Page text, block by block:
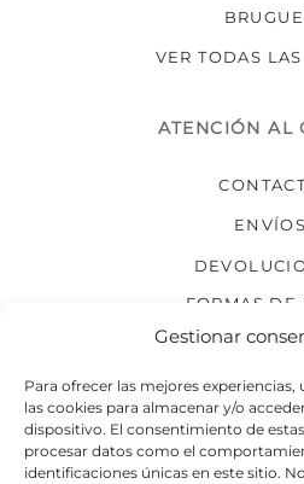
Gestionar
Para ofrecer las mejores
las cookies para almacenar y/o
dispositivo. El consentimiento de
procesar datos como el
identificaciones únicas en este sitio.
VER TODAS
ATENCIÓN AL
ENVÍOS
FORMAS DE